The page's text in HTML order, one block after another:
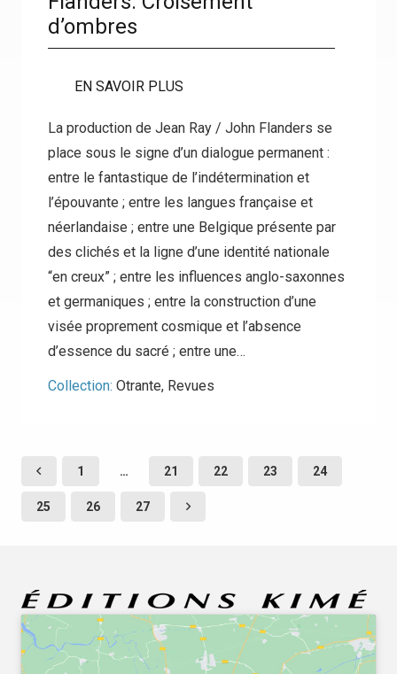
d’ombres
EN SAVOIR PLUS
La production de Jean Ray / John Flanders se
place sous le signe d’un dialogue permanent :
entre le fantastique de l’indétermination et
l’épouvante ; entre les langues française et
néerlandaise ; entre une Belgique présente par
des clichés et la ligne d’une identité nationale
“en creux” ; entre les influences anglo-saxonnes
et germaniques ; entre la construction d’une
visée proprement cosmique et l’absence
d’essence du sacré ; entre une…
Collection: Otrante, Revues
1 … 21 22 23 24
25 26 27